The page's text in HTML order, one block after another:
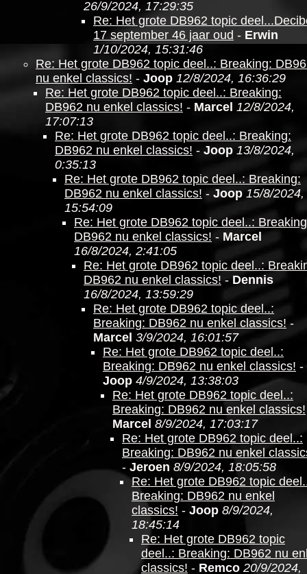
26/9/2024, 17:29:35
Re: Het grote DB962 topic
17 september 46 jaar oud - Erwin
1/10/2024, 15:31:46
Re: Het grote DB962 topic deel..: Breaking:
nu enkel classics! - Joop 12/8/2024, 16:36:29
Re: Het grote DB962 topic deel..: Breaking:
DB962 nu enkel classics! - Marcel 12/8/2024,
17:07:13
Re: Het grote DB962 topic deel..: Breaking:
DB962 nu enkel classics! - Joop 13/8/2024,
0:35:13
Re: Het grote DB962 topic deel..: Breaking:
DB962 nu enkel classics! - Joop 15/8/2024,
15:54:09
Re: Het grote DB962 topic deel..:
DB962 nu enkel classics! - Marcel
16/8/2024, 2:41:05
Re: Het grote DB962 topic deel..:
DB962 nu enkel classics! - Dennis
16/8/2024, 13:59:29
Re: Het grote DB962 topic deel..:
Breaking: DB962 nu enkel classics! -
Marcel 3/9/2024, 16:01:57
Re: Het grote DB962 topic deel..:
Breaking: DB962 nu enkel classics! -
Joop 4/9/2024, 13:38:03
Re: Het grote DB962 topic deel..:
Breaking: DB962 nu enkel classics!
Marcel 8/9/2024, 17:03:17
Re: Het grote DB962 topic deel..:
Breaking: DB962 nu enkel
- Jeroen 8/9/2024, 18:05:58
Re: Het grote DB962 topic
Breaking: DB962 nu enkel
classics! - Joop 8/9/2024,
18:45:14
Re: Het grote DB962 topic
deel..: Breaking: DB962 nu
classics! - Remco 20/9/2024,